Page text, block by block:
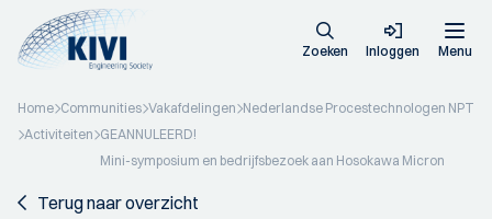
Zoeken Inloggen Menu
Home Communities Vakafdelingen Nederlandse Procestechnologen NPT
Activiteiten GEANNULEERD!
Mini-symposium en bedrijfsbezoek aan Hosokawa Micron
Terug naar overzicht